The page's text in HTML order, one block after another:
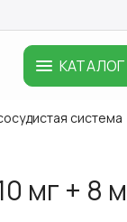
КАТАЛОГ
система
мг + 8